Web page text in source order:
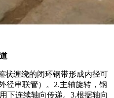
状缠绕的闭环钢带形成内径可
径串联管）。2.主轴旋转，钢
下连续轴向传递。3.根据轴向